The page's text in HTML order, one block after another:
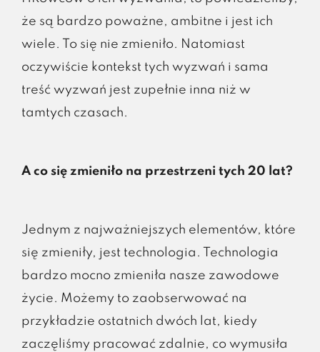
że są bardzo poważne, ambitne i jest ich
wiele. To się nie zmieniło. Natomiast
oczywiście kontekst tych wyzwań i sama
treść wyzwań jest zupełnie inna niż w
tamtych czasach.
A co się zmieniło na przestrzeni tych 20 lat?
Jednym z najważniejszych elementów, które
się zmieniły, jest technologia. Technologia
bardzo mocno zmieniła nasze zawodowe
życie. Możemy to zaobserwować na
przykładzie ostatnich dwóch lat, kiedy
zaczęliśmy pracować zdalnie, co wymusiła